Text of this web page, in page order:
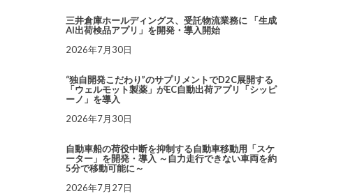
三井倉庫ホールディングス、受託物流業務に 「生成
AI出荷検品アプリ」を開発・導入開始
2026年7月30日
“独自開発こだわり”のサプリメントでD2C展開する
「ウェルモット製薬」がEC自動出荷アプリ「シッピ
ーノ」を導入
2026年7月30日
自動車船の荷役中断を抑制する自動車移動用「スケ
ーター」を開発・導入 ～自力走行できない車両を約
5分で移動可能に～
2026年7月27日